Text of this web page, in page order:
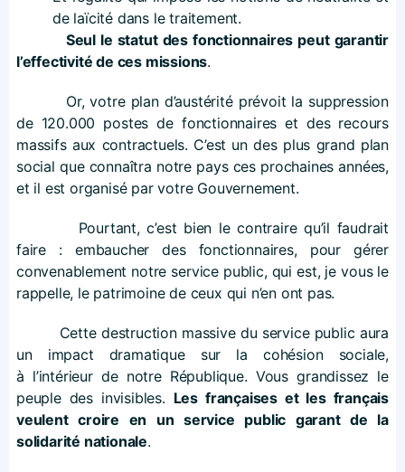
de laïcité dans le traitement.
Seul le statut des fonctionnaires peut garantir
l’effectivité de ces missions.
Or, votre plan d’austérité prévoit la suppression
de 120.000 postes de fonctionnaires et des recours
massifs aux contractuels. C’est un des plus grand plan
social que connaîtra notre pays ces prochaines années,
et il est organisé par votre Gouvernement.
Pourtant, c’est bien le contraire qu’il faudrait
faire : embaucher des fonctionnaires, pour gérer
convenablement notre service public, qui est, je vous le
rappelle, le patrimoine de ceux qui n’en ont pas.
Cette destruction massive du service public aura
un impact dramatique sur la cohésion sociale,
à l’intérieur de notre République. Vous grandissez le
peuple des invisibles. Les françaises et les français
veulent croire en un service public garant de la
solidarité nationale.